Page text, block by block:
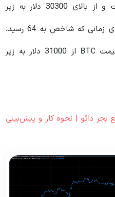
حدود 3000 دلار کاهش یافت و از بالای 30300 دلار به زیر
27400 دلار رسید. در 12 جولای زمانی که شاخص به 64 رسید،
وضعیت مشابهی رخ داد و قیمت BTC از 31000 دلار به زیر
بجر دائو | نحوه کار و پیش‌بینی